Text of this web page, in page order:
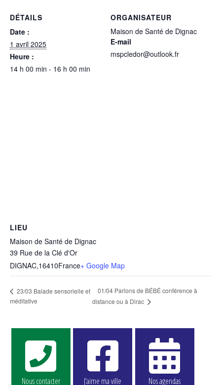
DÉTAILS
Date :
1 avril 2025
Heure :
14 h 00 min - 16 h 00 min
ORGANISATEUR
Maison de Santé de Dignac
E-mail
mspcledor@outlook.fr
LIEU
Maison de Santé de Dignac
39 Rue de la Clé d'Or
DIGNAC,16410France+ Google Map
23/03 Balade sensorielle et
méditative
01/04 Parlons de BÉBÉ conférence à
distance ou à Dirac
Nous contacter J’aime ma ville Nos agendas